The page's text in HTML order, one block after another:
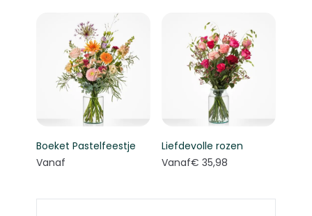
Boeket Pastelfeestje
Vanaf
Liefdevolle rozen
Vanaf€ 35,98